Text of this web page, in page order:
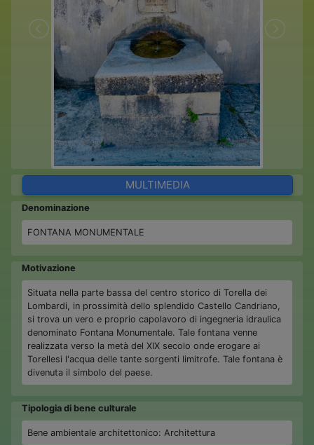
MULTIMEDIA
Denominazione
FONTANA MONUMENTALE
Motivazione
Situata nella parte bassa del centro storico di Torella dei
Lombardi, in prossimità dello splendido Castello Candriano,
si trova un vero e proprio capolavoro di ingegneria idraulica
denominato Fontana Monumentale. Tale fontana venne
realizzata verso la metà del XIX secolo onde erogare ai
Torellesi l'acqua delle tante sorgenti limitrofe. Tale fontana è
divenuta il simbolo del paese.
Tipologia di bene culturale
Bene ambientale architettonico: Architettura